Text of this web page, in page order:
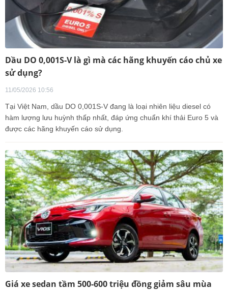
Dầu DO 0,001S-V là gì mà các hãng khuyến cáo chủ xe
sử dụng?
11/05/2026 10:56
Tại Việt Nam, dầu DO 0,001S-V đang là loại nhiên liệu diesel có
hàm lượng lưu huỳnh thấp nhất, đáp ứng chuẩn khí thải Euro 5 và
được các hãng khuyến cáo sử dụng.
Giá xe sedan tầm 500-600 triệu đồng giảm sâu mùa